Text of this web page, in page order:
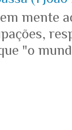
mente
"o